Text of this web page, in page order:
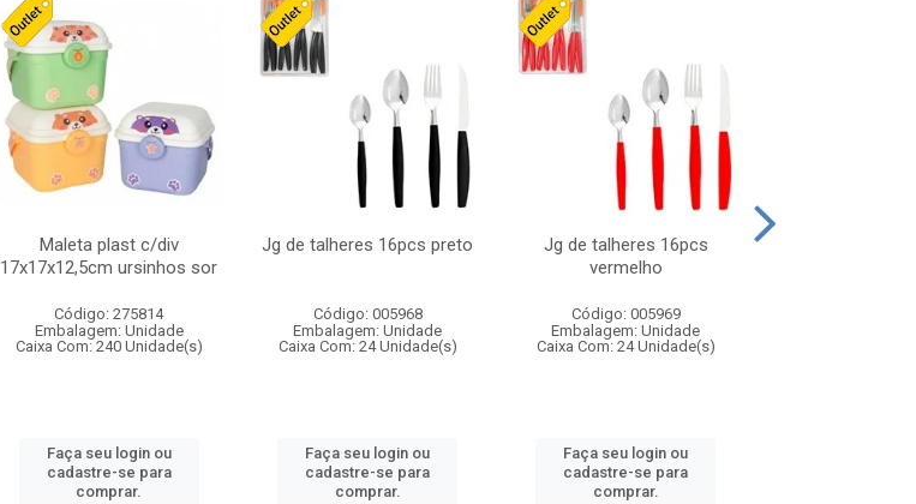
Maleta plast c/div
17x17x12,5cm ursinhos sor
Código: 275814
Embalagem: Unidade
Caixa Com: 240 Unidade(s)
Faça seu login ou
cadastre-se para
comprar.
Jg de talheres 16pcs preto
Código: 005968
Embalagem: Unidade
Caixa Com: 24 Unidade(s)
Faça seu login ou
cadastre-se para
comprar.
Jg de talheres 16pcs
vermelho
Código: 005969
Embalagem: Unidade
Caixa Com: 24 Unidade(s)
Faça seu login ou
cadastre-se para
comprar.